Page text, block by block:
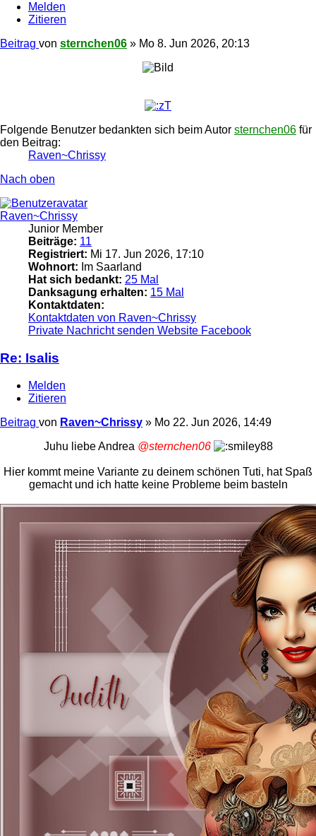
Melden
Zitieren
Beitrag von sternchen06 » Mo 8. Jun 2026, 20:13
Folgende Benutzer bedankten sich beim Autor sternchen06 für
den Beitrag:
Raven~Chrissy
Nach oben
Raven~Chrissy
Junior Member
Beiträge: 11
Registriert: Mi 17. Jun 2026, 17:10
Wohnort: Im Saarland
Hat sich bedankt: 25 Mal
Danksagung erhalten: 15 Mal
Kontaktdaten:
Kontaktdaten von Raven~Chrissy
Private Nachricht senden Website Facebook
Re: Isalis
Melden
Zitieren
Beitrag von Raven~Chrissy » Mo 22. Jun 2026, 14:49
Juhu liebe Andrea @sternchen06
Hier kommt meine Variante zu deinem schönen Tuti, hat Spaß
gemacht und ich hatte keine Probleme beim basteln